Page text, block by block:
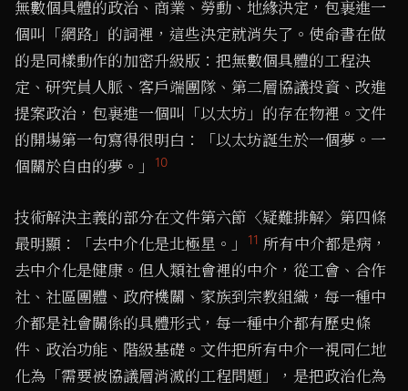
無數個具體的政治、商業、勞動、地緣決定，包裹進一
個叫「網路」的詞裡，這些決定就消失了。使命書在做
的是同樣動作的加密升級版：把無數個具體的工程決
定、研究員人脈、客戶端團隊、第二層協議投資、改進
提案政治，包裹進一個叫「以太坊」的存在物裡。文件
的開場第一句寫得很明白：「以太坊誕生於一個夢。一
個關於自由的夢。」
10
技術解決主義的部分在文件第六節〈疑難排解〉第四條
最明顯：「去中介化是北極星。」
11 所有中介都是病，
去中介化是健康。但人類社會裡的中介，從工會、合作
社、社區團體、政府機關、家族到宗教組織，每一種中
介都是社會關係的具體形式，每一種中介都有歷史條
件、政治功能、階級基礎。文件把所有中介一視同仁地
化為「需要被協議層消滅的工程問題」，是把政治化為